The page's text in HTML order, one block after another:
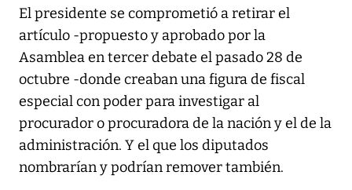
El presidente se comprometió a retirar el
artículo -propuesto y aprobado por la
Asamblea en tercer debate el pasado 28 de
octubre -donde creaban una figura de fiscal
especial con poder para investigar al
procurador o procuradora de la nación y el de la
administración. Y el que los diputados
nombrarían y podrían remover también.